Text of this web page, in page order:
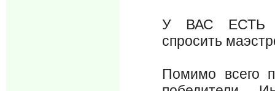
У ВАС ЕСТЬ
спросить
Помимо всего